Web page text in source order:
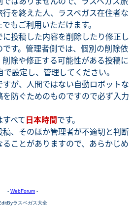
を終えた人、ラスベガス在住者な
もご利用いただけます。
に投稿した内容を削除したり修正し
す。管理者側では、個別の削除依
除や修正する可能性がある投稿に
設定し、管理してください。
すが、人間ではない自動ロボットな
防ぐためのものですので必ず入力
べて日本時間です。
、そのほか管理者が不適切と判断
ことがありますので、あらかじめ
- WebForum -
ラスベガス大全